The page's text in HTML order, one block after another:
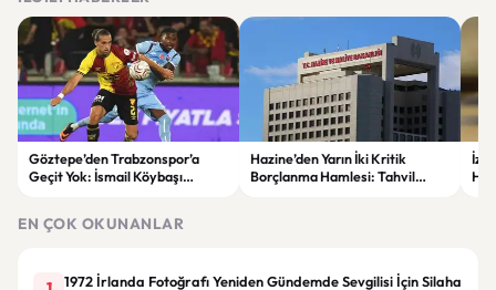
Göztepe’den Trabzonspor’a
Geçit Yok: İsmail Köybaşı
Hazine’den Yarın İki Kritik
Borçlanma Hamlesi: Tahvil
EN ÇOK OKUNANLAR
1972 İrlanda Fotoğrafı Yeniden Gündemde Sevgilisi İçin Silaha